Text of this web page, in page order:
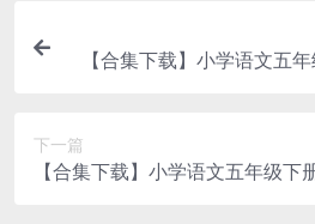
【合集下载】小学语文五
下一篇
【合集下载】小学语文五年级下